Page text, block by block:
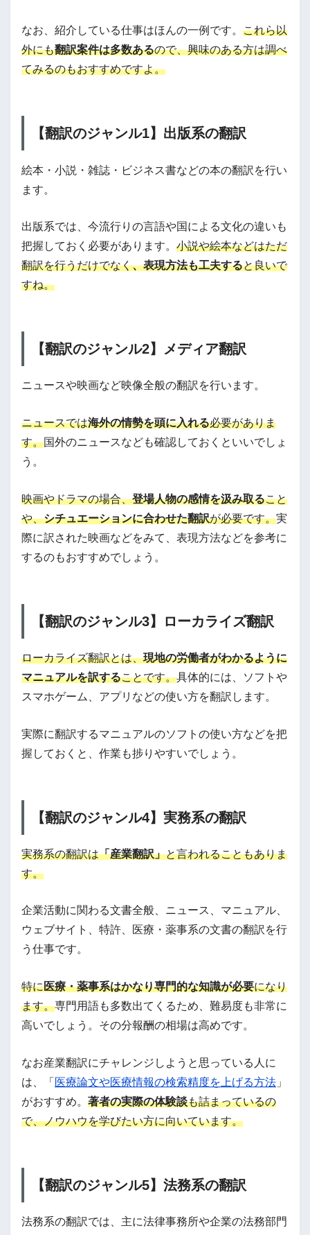
なお、紹介している仕事はほんの一例です。 これら以
外にも翻訳案件は多数あるので、興味のある方は調べ
てみるのもおすすめですよ。
【翻訳のジャンル1】出版系の翻訳
絵本・小説・雑誌・ビジネス書などの本の翻訳を行い
ます。
出版系では、今流行りの言語や国による文化の違いも
把握しておく必要があります。 小説や絵本などはただ
翻訳を行うだけでなく、表現方法も工夫すると良いで
すね。
【翻訳のジャンル2】メディア翻訳
ニュースや映画など映像全般の翻訳を行います。
ニュースでは海外の情勢を頭に入れる必要がありま
す。国外のニュースなども確認しておくといいでしょ
う。
映画やドラマの場合、登場人物の感情を汲み取ること
や、シチュエーションに合わせた翻訳が必要です。実
際に訳された映画などをみて、表現方法などを参考に
するのもおすすめでしょう。
【翻訳のジャンル3】ローカライズ翻訳
ローカライズ翻訳とは、現地の労働者がわかるように
マニュアルを訳することです。具体的には、ソフトや
スマホゲーム、アプリなどの使い方を翻訳します。
実際に翻訳するマニュアルのソフトの使い方などを把
握しておくと、作業も捗りやすいでしょう。
【翻訳のジャンル4】実務系の翻訳
実務系の翻訳は「産業翻訳」と言われることもありま
す。
企業活動に関わる文書全般、ニュース、マニュアル、
ウェブサイト、特許、医療・薬事系の文書の翻訳を行
う仕事です。
特に医療・薬事系はかなり専門的な知識が必要になり
ます。専門用語も多数出てくるため、難易度も非常に
高いでしょう。その分報酬の相場は高めです。
なお産業翻訳にチャレンジしようと思っている人に
は、「 医療論文や医療情報の検索精度を上げる方法 」
がおすすめ。 著者の実際の体験談も詰まっているの
で、ノウハウを学びたい方に向いています。
【翻訳のジャンル5】法務系の翻訳
法務系の翻訳では、主に法律事務所や企業の法務部門